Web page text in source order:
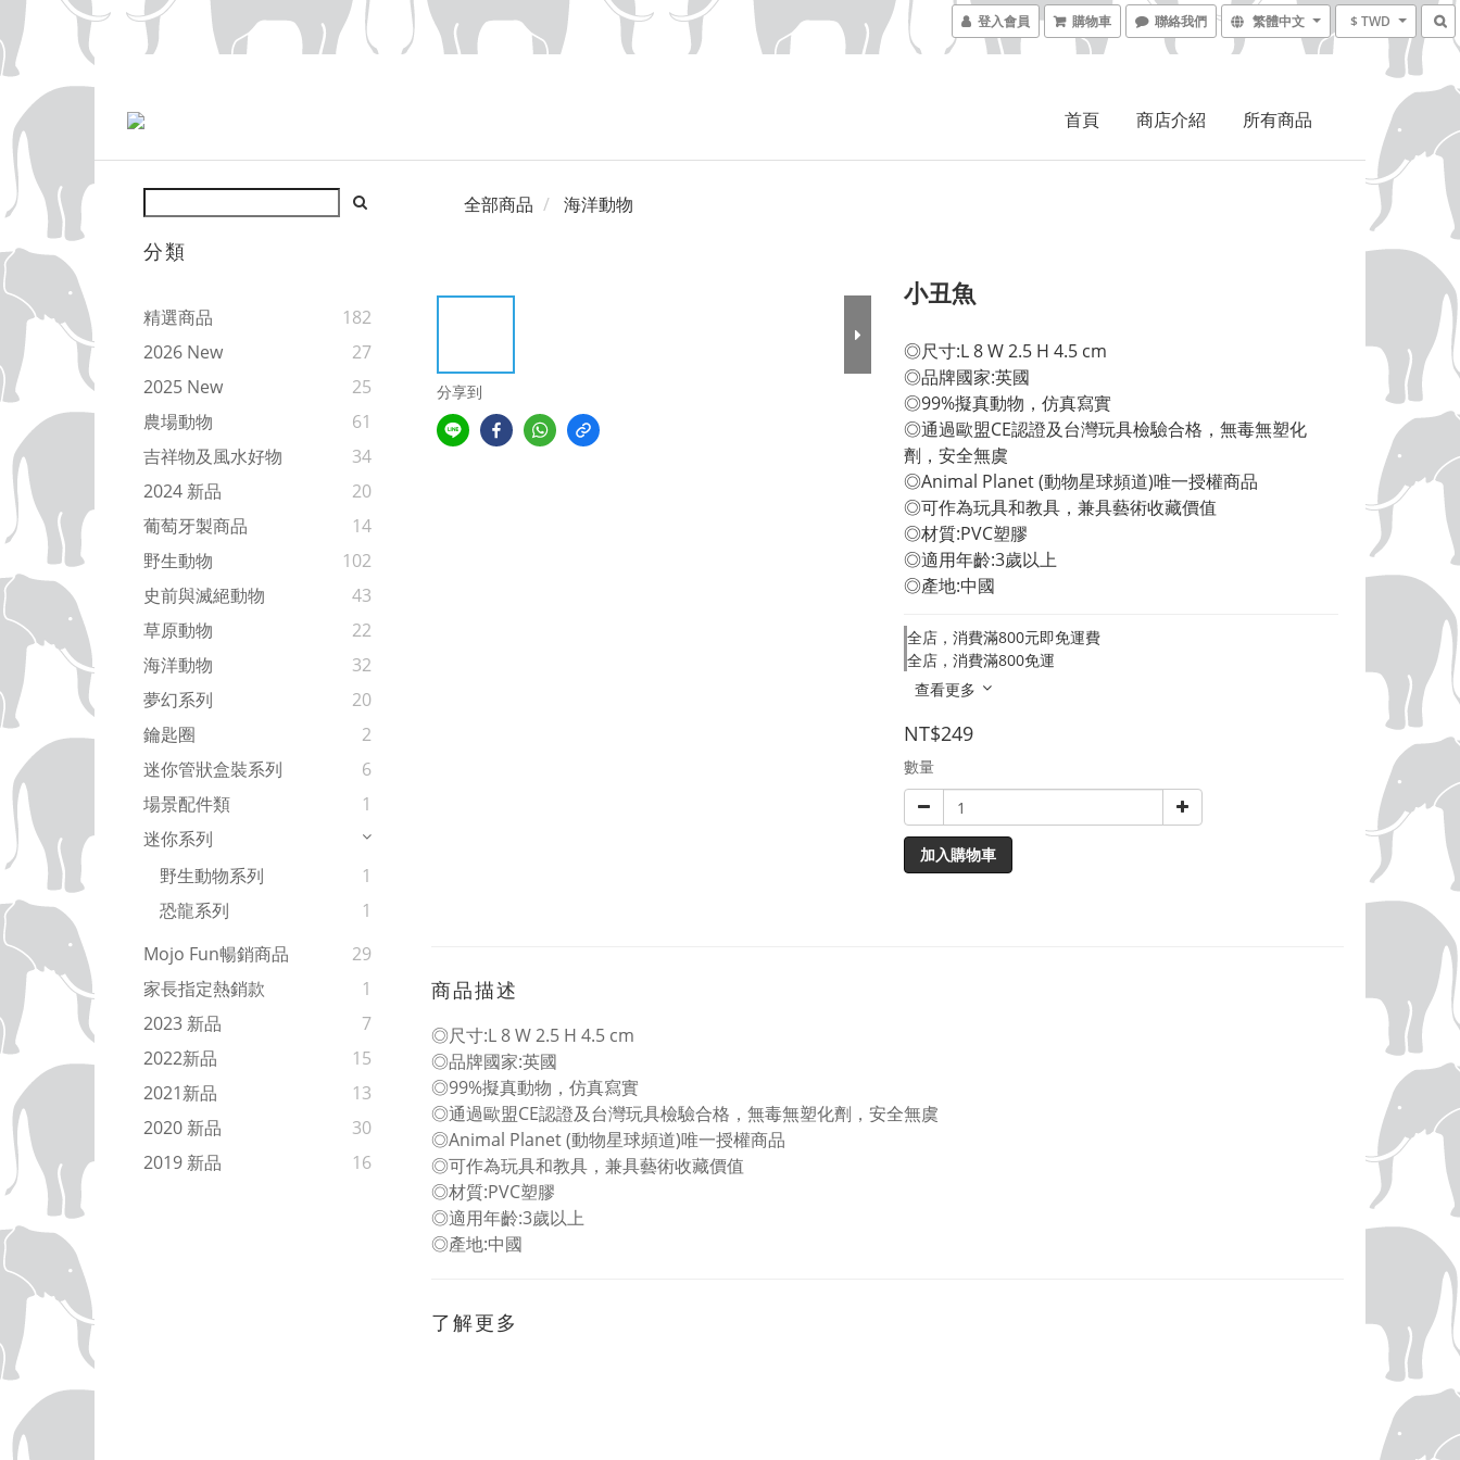
登入會員 購物車 聯絡我們 繁體中文 $ TWD
首頁 商店介紹 所有商品
分類
精選商品
182
2026 New
27
2025 New
25
農場動物
61
吉祥物及風水好物
34
2024 新品
20
葡萄牙製商品
14
野生動物
102
史前與滅絕動物
43
草原動物
22
海洋動物
32
夢幻系列
20
鑰匙圈
2
迷你管狀盒裝系列
6
場景配件類
1
迷你系列
野生動物系列
1
恐龍系列
1
Mojo Fun暢銷商品
29
家長指定熱銷款
1
2023 新品
7
2022新品
15
2021新品
13
2020 新品
30
2019 新品
16
全部商品 海洋動物
分享到
小丑魚
◎尺寸:L 8 W 2.5 H 4.5 cm
◎品牌國家:英國
◎99%擬真動物，仿真寫實
◎通過歐盟CE認證及台灣玩具檢驗合格，無毒無塑化
劑，安全無虞
◎Animal Planet (動物星球頻道)唯一授權商品
◎可作為玩具和教具，兼具藝術收藏價值
◎材質:PVC塑膠
◎適用年齡:3歲以上
◎產地:中國
全店，消費滿800元即免運費
全店，消費滿800免運
查看更多
NT$249
數量
加入購物車
商品描述
◎尺寸:L 8 W 2.5 H 4.5 cm
◎品牌國家:英國
◎99%擬真動物，仿真寫實
◎通過歐盟CE認證及台灣玩具檢驗合格，無毒無塑化劑，安全無虞
◎Animal Planet (動物星球頻道)唯一授權商品
◎可作為玩具和教具，兼具藝術收藏價值
◎材質:PVC塑膠
◎適用年齡:3歲以上
◎產地:中國
了解更多